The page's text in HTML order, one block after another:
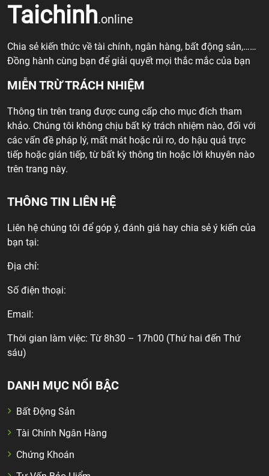
Taichinh.online
Chia sẻ kiến thức về tài chính, ngân hàng, bất động sản,……
Đồng hành cùng bạn để giải quyết mọi thắc mắc của bạn
MIỄN TRỪ TRÁCH NHIỆM
Thông tin trên trang được cung cấp cho mục đích tham
khảo. Chúng tôi không chịu bất kỳ trách nhiệm nào, đối với
các vấn đề pháp lý, mất mát hoặc rủi ro, do hậu quả trực
tiếp hoặc gián tiếp, từ bất kỳ thông tin hoặc lời khuyên nào
trên trang này.
THÔNG TIN LIÊN HỆ
Liên hệ chúng tôi để góp ý, đánh giá hay chia sẻ ý kiến của
bạn tại:
Địa chỉ:
Số điện thoại:
Email:
Thời gian làm việc: Từ 8h30 – 17h00 (Thứ hai đến Thứ
sáu)
DANH MỤC NỔI BẬC
Bất Động Sản
Tài Chính Ngân Hàng
Chứng Khoán